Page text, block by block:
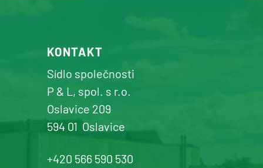
KONTAKT
Sídlo společnosti
P & L, spol. s r.o.
Oslavice 209
594 01 Oslavice
+420 566 590 530